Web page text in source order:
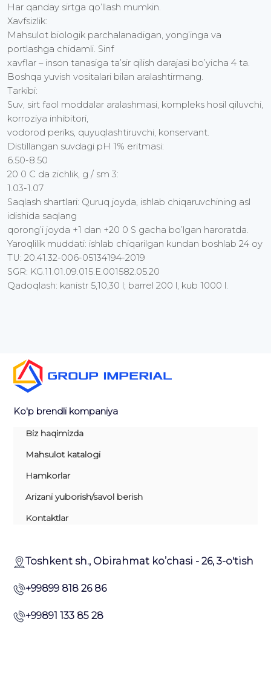
Har qanday sirtga qo’llash mumkin.
Xavfsizlik:
Mahsulot biologik parchalanadigan, yong’inga va
portlashga chidamli. Sinf
xavflar – inson tanasiga ta’sir qilish darajasi bo’yicha 4 ta.
Boshqa yuvish vositalari bilan aralashtirmang.
Tarkibi:
Suv, sirt faol moddalar aralashmasi, kompleks hosil qiluvchi,
korroziya inhibitori,
vodorod periks, quyuqlashtiruvchi, konservant.
Distillangan suvdagi pH 1% eritmasi:
6.50-8.50
20 0 C da zichlik, g / sm 3:
1.03-1.07
Saqlash shartlari: Quruq joyda, ishlab chiqaruvchining asl
idishida saqlang
qorong’i joyda +1 dan +20 0 S gacha bo’lgan haroratda.
Yaroqlilik muddati: ishlab chiqarilgan kundan boshlab 24 oy
TU: 20.41.32-006-05134194-2019
SGR: KG.11.01.09.015.E.001582.05.20
Qadoqlash: kanistr 5,10,30 l; barrel 200 l, kub 1000 l.
Ko'p brendli kompaniya
Biz haqimizda
Mahsulot katalogi
Hamkorlar
Arizani yuborish/savol berish
Kontaktlar
Toshkent sh., Obirahmat ko’chasi - 26, 3-o'tish
+99899 818 26 86
+99891 133 85 28